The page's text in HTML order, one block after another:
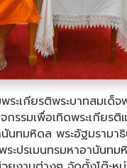
เกียรติพระบาทสมเด็
รมเพื่อเทิดพระเกีย
ทมหิดล พระอัฐมราม
ปรเมนทรมหาอานัน